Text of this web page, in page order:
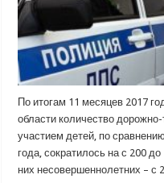
По итогам 11 месяцев 2017
области количество
участием детей, по
года, сократилось на с 200
них несовершеннолетних – с